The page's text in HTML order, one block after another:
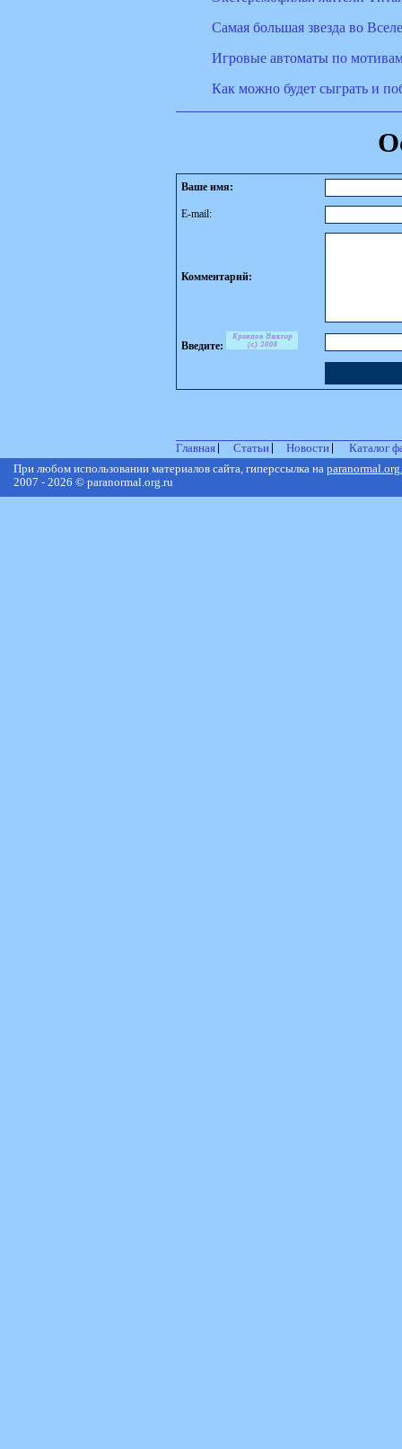
Самая большая звезда во
Игровые автоматы по
Как можно будет сыграть и
Ваше имя:
E-mail:
Комментарий:
Введите:
Главная Статьи Новости
Каталог
При любом использовании материалов сайта, гиперссылка на
2007 - 2026 © paranormal.org.ru